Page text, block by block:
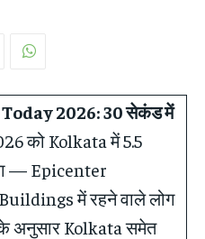
2026:30 सेकंड में
को Kolkata में 5.5
— Epicenter
में रहने वाले लोग
अनुसार Kolkata समेत